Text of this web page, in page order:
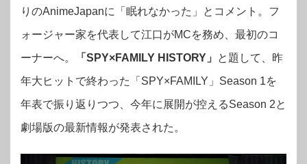
りのAnimeJapanに「眠れなかった」とコメント。フ
ォージャー家を代表して江口がMCを務め、最初のコ
ーナーへ。
「SPY×FAMILY HISTORY」
と題して、昨
年大ヒットで終わった「SPY×FAMILY」Season 1を
年表で振り返りつつ、今年に展開が控えるSeason 2と
劇場版の最新情報が発表された。